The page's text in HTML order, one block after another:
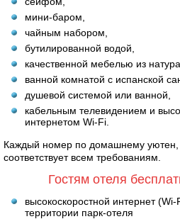
мини-баром,
чайным набором,
бутилированной водой,
качественной мебелью из
ванной комнатой с испанской
душевой системой или ванной,
кабельным телевидением и
интернетом Wi-Fi.
Каждый номер по домашнему
соответствует всем требованиям.
Гостям отеля
высокоскоростной интернет
территории парк-отеля